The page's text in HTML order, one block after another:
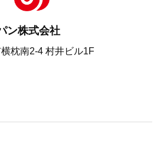
ン株式会社
枕南2-4 村井ビル1F